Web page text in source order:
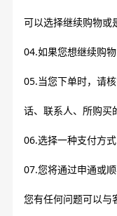
可以选择继续购物或
04.如果您想继续购
05.当您下单时，请
话、联系人、所购买
06.选择一种支付方式
07.您将通过申通或
您有任何问题可以与